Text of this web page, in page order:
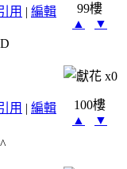
用 | 編輯
99樓
▲
▼
x0
用 | 編輯
100樓
▲
▼